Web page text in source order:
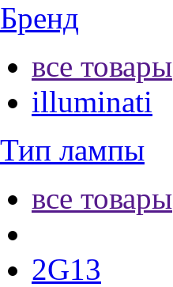
Бренд
все товары
illuminati
Тип лампы
все товары
2G13